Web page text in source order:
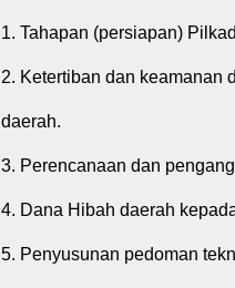
1. Tahapan (persiapan)
2. Ketertiban dan keamanan
daerah.
3. Perencanaan dan
4. Dana Hibah daerah
5. Penyusunan pedoman